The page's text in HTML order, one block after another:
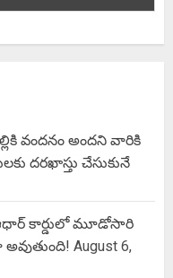
వందనం అందని వారికి
దరఖాస్తు చేసుకునే
: ఆధార్ కార్డులో మూడోసారి
August 6,